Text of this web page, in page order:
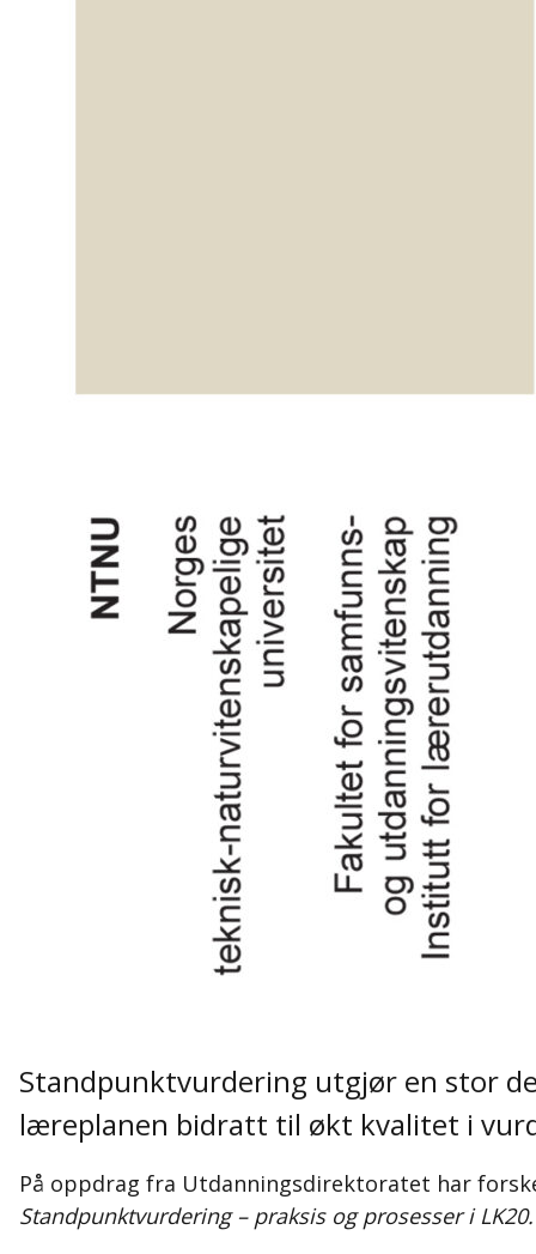
Standpunktvurdering utgjør en stor
læreplanen bidratt til økt kvalitet i
På oppdrag fra Utdanningsdirektoratet har
Standpunktvurdering – praksis og prosesser i LK20.